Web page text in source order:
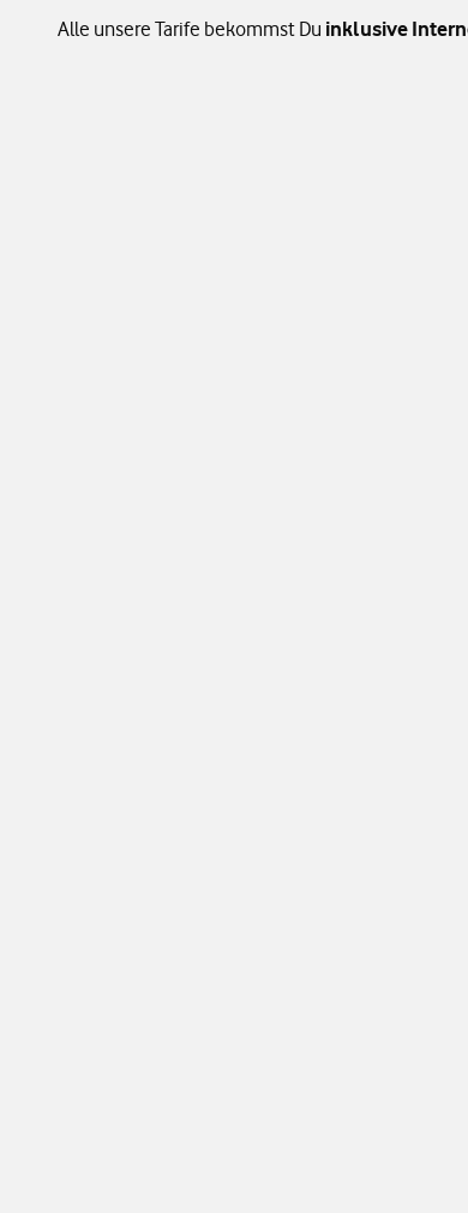
Alle unsere Tarife bekommst Du inklusive